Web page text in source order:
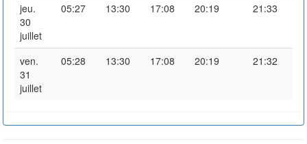
jeu.
30
juillet
05:27 13:30 17:08 20:19 21:33
ven.
31
juillet
05:28 13:30 17:08 20:19 21:32